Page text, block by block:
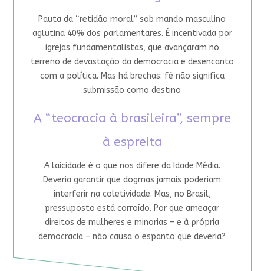
Pauta da “retidão moral” sob mando masculino
aglutina 40% dos parlamentares. É incentivada por
igrejas fundamentalistas, que avançaram no
terreno de devastação da democracia e desencanto
com a política. Mas há brechas: fé não significa
submissão como destino
A “teocracia à brasileira”, sempre
à espreita
A laicidade é o que nos difere da Idade Média.
Deveria garantir que dogmas jamais poderiam
interferir na coletividade. Mas, no Brasil,
pressuposto está corroído. Por que ameaçar
direitos de mulheres e minorias – e à própria
democracia – não causa o espanto que deveria?